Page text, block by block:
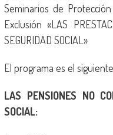
Seminarios de
Exclusión «LAS
SEGURIDAD SOCIAL»
El programa es el
LAS PENSIONES NO
SOCIAL: